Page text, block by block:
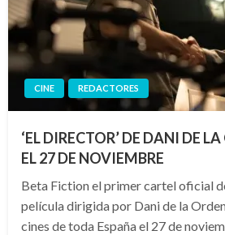
CINE REDACTORES
‘EL DIRECTOR’ DE DANI DE
EL 27 DE NOVIEMBRE
Beta Fiction el primer cartel oficial
película dirigida por Dani de la
cines de toda España el 27 de